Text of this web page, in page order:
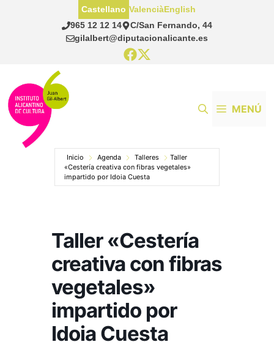
965 12 12 14
C/San Fernando, 44
gilalbert@diputacionalicante.es
Castellano ValenciàEnglish
MENÚ
Inicio Agenda Talleres
Taller
«Cestería creativa con fibras vegetales»
impartido por Idoia Cuesta
Taller «Cestería
creativa con fibras
vegetales»
impartido por
Idoia Cuesta